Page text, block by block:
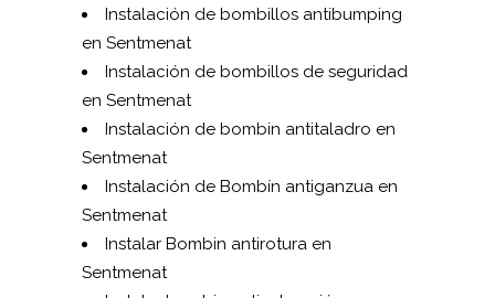
Instalación de bombillos antibumping
en Sentmenat
Instalación de bombillos de seguridad
en Sentmenat
Instalación de bombin antitaladro en
Sentmenat
Instalación de Bombín antiganzua en
Sentmenat
Instalar Bombin antirotura en
Sentmenat